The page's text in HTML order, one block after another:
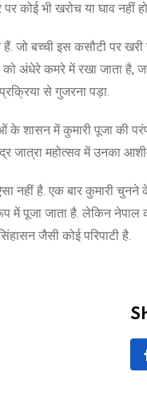
कोई भी खरोच या घाव नहीं
जो बच्ची इस कसौटी पर
को अंधेरे कमरे में रखा जाता
से गुजरना पड़ा.
के शासन में कुमारी पूजा की
जात्रा महोत्सव में उनका
नहीं है. एक बार कुमारी
में पूजा जाता है. लेकिन
जैसी कोई परिपाटी है.